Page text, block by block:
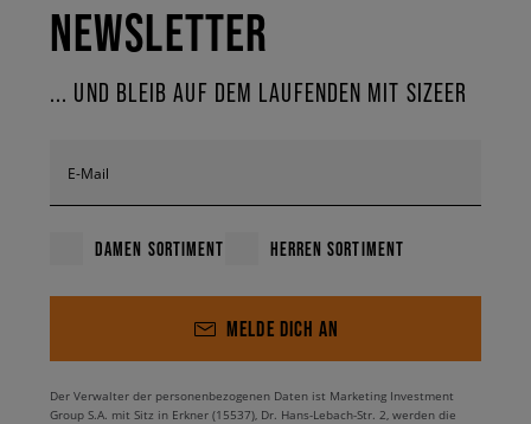
NEWSLETTER
... UND BLEIB AUF DEM LAUFENDEN MIT SIZEER
E-Mail
DAMEN SORTIMENT HERREN SORTIMENT
MELDE DICH AN
Der Verwalter der personenbezogenen Daten ist Marketing Investment
Group S.A. mit Sitz in Erkner (15537), Dr. Hans-Lebach-Str. 2, werden die